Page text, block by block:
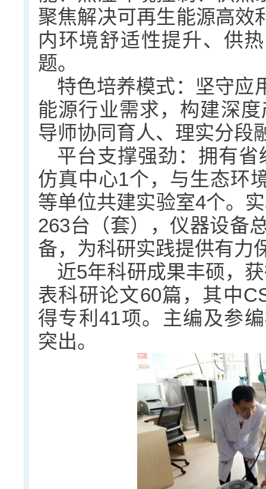
聚焦解决可再生能源高效
内环境舒适性提升、供
题。
特色培养模式：坚守应
能源行业需求，构建深
导师协同育人、理实分段
平台支撑强劲：拥有
仿真中心1个，与生态环
等单位共建实验室4个。
263台（套），仪器设备
备，为科研实践提供有力
近5年科研成果丰硕，
表科研论文60篇，其中
得专利41项。主编及参
突出。